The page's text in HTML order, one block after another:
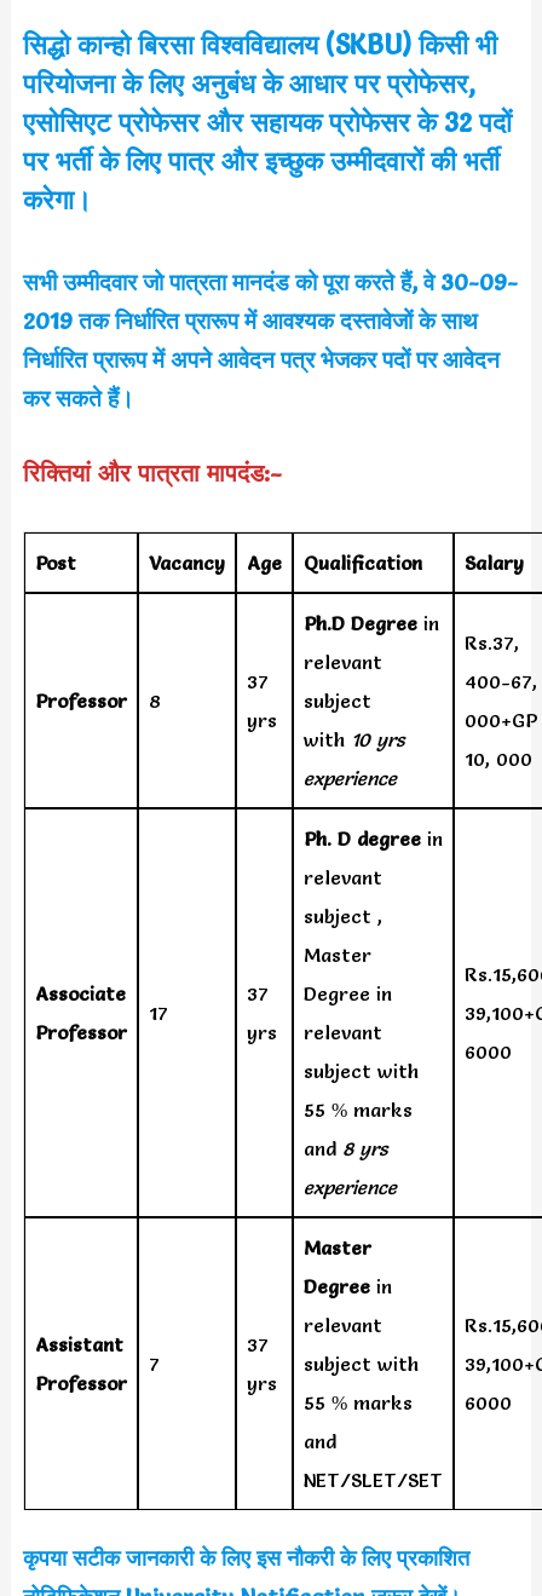
सिद्धो कान्हो बिरसा विश्वविद्यालय (SKBU) किसी भी
परियोजना के लिए अनुबंध के आधार पर प्रोफेसर,
एसोसिएट प्रोफेसर और सहायक प्रोफेसर के 32 पदों
पर भर्ती के लिए पात्र और इच्छुक उम्मीदवारों की भर्ती
करेगा।
सभी उम्मीदवार जो पात्रता मानदंड को पूरा करते हैं, वे 30-09-
2019 तक निर्धारित प्रारूप में आवश्यक दस्तावेजों के साथ
निर्धारित प्रारूप में अपने आवेदन पत्र भेजकर पदों पर आवेदन
कर सकते हैं।
रिक्तियां और पात्रता मापदंड:-
Post Vacancy Age Qualification Salary
Professor 8
37
yrs
Ph.D Degree in
relevant
subject
with 10 yrs
experience
Rs.37,
400-67,
000+GP
10, 000
Associate
Professor
17
37
yrs
Ph. D degreein
relevant
subject ,
Master
Degree in
relevant
subject with
55 % marks
and 8 yrs
experience
6000
Assistant
Professor
7
37
yrs
Master
Degree in
relevant
subject with
55 % marks
and
NET/SLET/SET
6000
कृपया सटीक जानकारी के लिए इस नौकरी के लिए प्रकाशित